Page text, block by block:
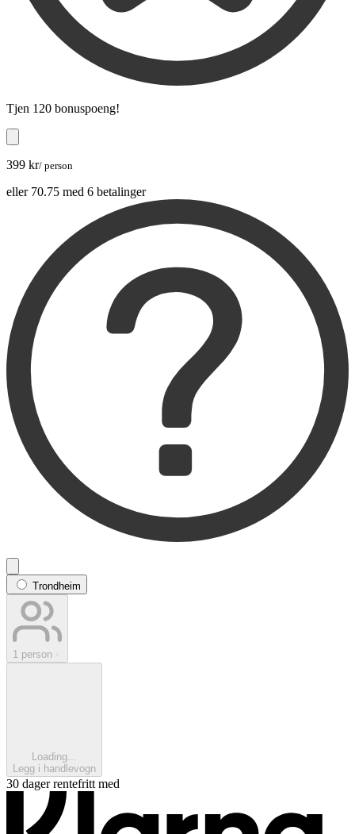
Tjen 120 bonuspoeng!
399 kr/ person
eller 70.75 med 6 betalinger
Trondheim
1 person
Loading...
Legg i handlevogn
30 dager rentefritt med